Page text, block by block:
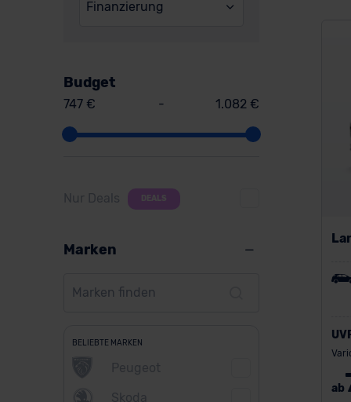
Finanzierung
Budget
747 € - 1.082 €
Nur Deals DEALS
Marken
BELIEBTE MARKEN
Peugeot
Skoda
ab